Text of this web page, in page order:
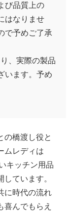
び品質上の
はなりませ
で予めご了承
、実際の製品
います。予め
の橋渡し役と
ムレディは
キッチン用品
ています。
に時代の流れ
喜んでもらえ